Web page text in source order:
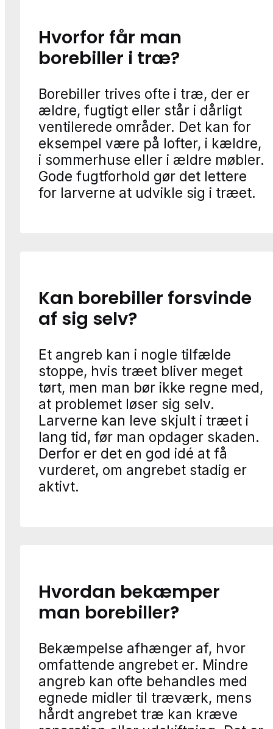
Hvorfor får man
borebiller i træ?
Borebiller trives ofte i træ, der er
ældre, fugtigt eller står i dårligt
ventilerede områder. Det kan for
eksempel være på lofter, i kældre,
i sommerhuse eller i ældre møbler.
Gode fugtforhold gør det lettere
for larverne at udvikle sig i træet.
Kan borebiller forsvinde
af sig selv?
Et angreb kan i nogle tilfælde
stoppe, hvis træet bliver meget
tørt, men man bør ikke regne med,
at problemet løser sig selv.
Larverne kan leve skjult i træet i
lang tid, før man opdager skaden.
Derfor er det en god idé at få
vurderet, om angrebet stadig er
aktivt.
Hvordan bekæmper
man borebiller?
Bekæmpelse afhænger af, hvor
omfattende angrebet er. Mindre
angreb kan ofte behandles med
egnede midler til træværk, mens
hårdt angrebet træ kan kræve